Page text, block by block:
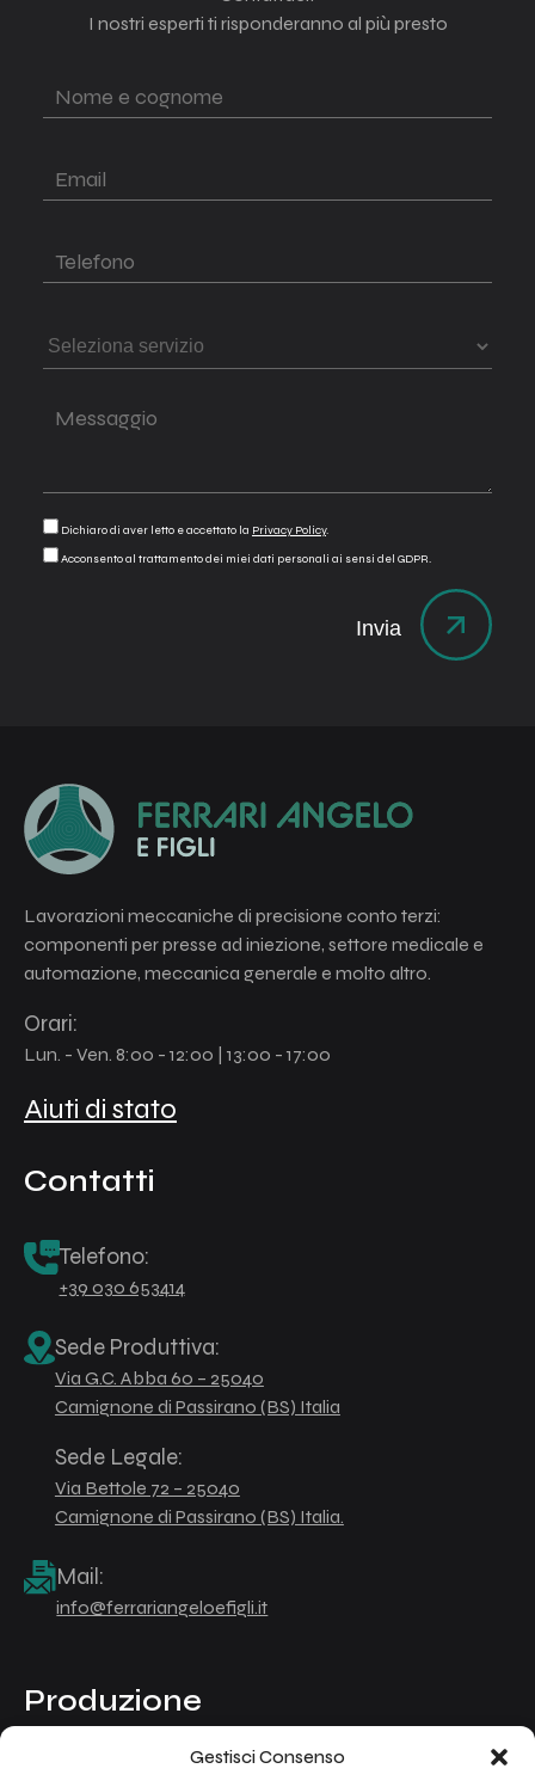
Gestisci Consenso
Semilavorati per settore medicale
I nostri esperti ti risponderanno al più presto
Dichiaro di aver letto e accettato la Privacy Policy.
Acconsento al trattamento dei miei dati personali ai sensi del GDPR.
Lavorazioni meccaniche di precisione conto terzi:
componenti per presse ad iniezione, settore medicale e
automazione, meccanica generale e molto altro.
Orari:
Lun. - Ven. 8:00 - 12:00 | 13:00 - 17:00
Aiuti di stato
Contatti
Telefono:
+39 030 653414
Sede Produttiva:
Via G.C. Abba 60 – 25040
Camignone di Passirano (BS) Italia
Sede Legale:
Via Bettole 72 – 25040
Camignone di Passirano (BS) Italia.
Mail:
info@ferrariangeloefigli.it
Produzione